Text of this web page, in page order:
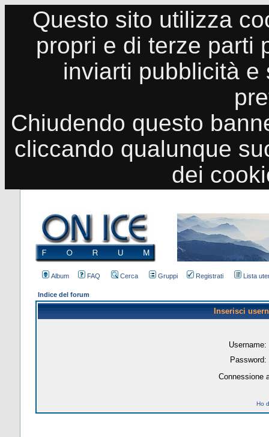
Questo sito utilizza
propri e di terze parti
inviarti pubblicità
Chiudendo questo
cliccando qualunque
dei
Album FAQ Cerca Gruppi Registrati Lista
Indice del forum
Inserisci
Username:
Password:
Connessione
Ho